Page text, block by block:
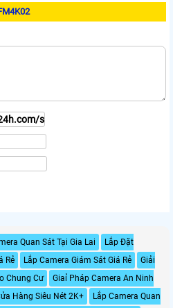
Quan Sát Tại Gia Lai
Lắp Đặt
Rẻ
Lắp Camera Giám Sát Giá Rẻ
Giải
Chung Cư
Giaỉ Pháp Camera An Ninh
Hàng Siêu Nét 2K+
Lắp Camera Quan